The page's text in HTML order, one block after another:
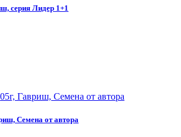
серия Лидер 1+1
Семена от автора